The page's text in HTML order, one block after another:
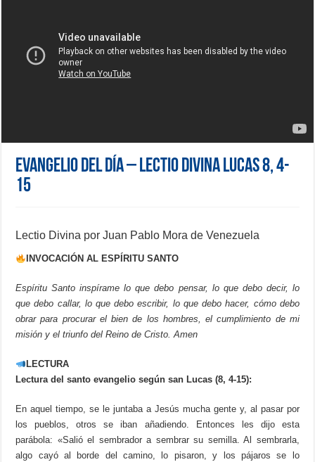
Evangelio del día – Lectio Divina Lucas 8, 4-
15
Lectio Divina por Juan Pablo Mora de Venezuela
INVOCACIÓN AL ESPÍRITU SANTO
Espíritu Santo inspírame lo que debo pensar, lo que debo decir, lo
que debo callar, lo que debo escribir, lo que debo hacer, cómo debo
obrar para procurar el bien de los hombres, el cumplimiento de mi
misión y el triunfo del Reino de Cristo. Amen
LECTURA
Lectura del santo evangelio según san Lucas (8, 4-15):
En aquel tiempo, se le juntaba a Jesús mucha gente y, al pasar por
los pueblos, otros se iban añadiendo. Entonces les dijo esta
parábola: «Salió el sembrador a sembrar su semilla. Al sembrarla,
algo cayó al borde del camino, lo pisaron, y los pájaros se lo